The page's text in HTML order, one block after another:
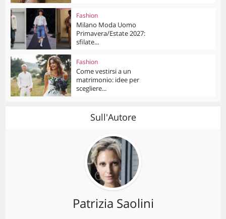
Fashion
Milano Moda Uomo
Primavera/Estate 2027:
sfilate...
Fashion
Come vestirsi a un
matrimonio: idee per
scegliere...
Sull'Autore
Patrizia Saolini